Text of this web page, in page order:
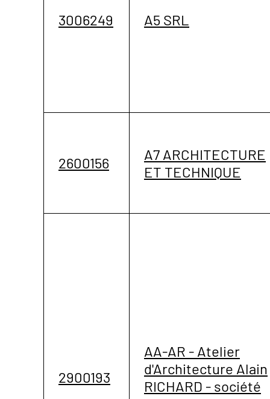
3006249 A5 SRL
2600156
A7 ARCHITECTURE
ET TECHNIQUE
2900193
AA-AR - Atelier
d'Architecture Alain
RICHARD - société